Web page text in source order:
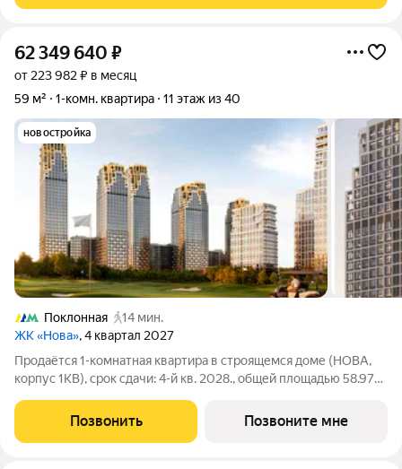
62 349 640 ₽
от 223 982 ₽ в месяц
59 м²
1-комн. квартира 11 этаж из 40
новостройка
Поклонная
14 мин.
ЖК «Нова», 4 квартал 2027
Продаётся 1-комнатная квартира в строящемся доме (НОВА,
корпус 1КВ), срок сдачи: 4-й кв. 2028., общей площадью 58.97
зеленом районе Москвы, ставшие образцом практичной
премиальности и
Позвонить Позвоните мне